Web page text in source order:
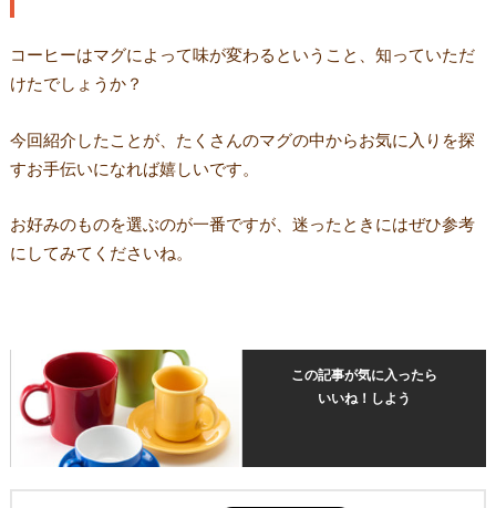
コーヒーはマグによって味が変わるということ、知っていただ
けたでしょうか？
今回紹介したことが、たくさんのマグの中からお気に入りを探
すお手伝いになれば嬉しいです。
お好みのものを選ぶのが一番ですが、迷ったときにはぜひ参考
にしてみてくださいね。
この記事が気に入ったら
いいね！しよう